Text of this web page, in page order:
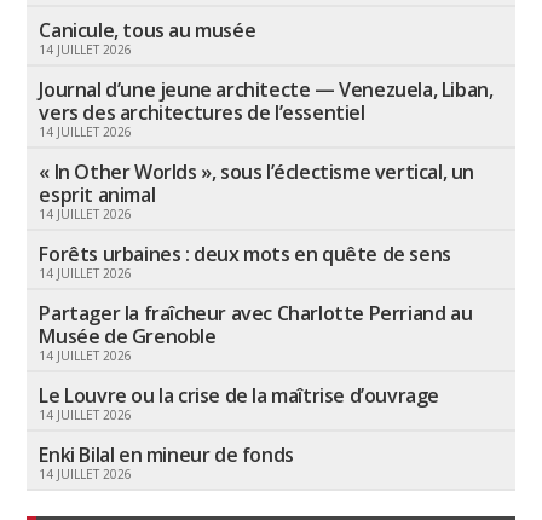
Canicule, tous au musée
14 JUILLET 2026
Journal d’une jeune architecte — Venezuela, Liban,
vers des architectures de l’essentiel
14 JUILLET 2026
« In Other Worlds », sous l’éclectisme vertical, un
esprit animal
14 JUILLET 2026
Forêts urbaines : deux mots en quête de sens
14 JUILLET 2026
Partager la fraîcheur avec Charlotte Perriand au
Musée de Grenoble
14 JUILLET 2026
Le Louvre ou la crise de la maîtrise d’ouvrage
14 JUILLET 2026
Enki Bilal en mineur de fonds
14 JUILLET 2026